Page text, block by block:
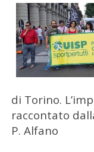
di Torino.
raccontato
P. Alfano